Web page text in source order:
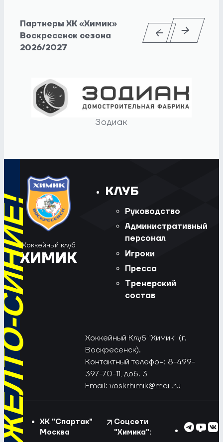
Партнеры ХК «Химик»
Воскресенск сезона
2026/2027
Зодиак
Хоккейный клуб
ХИМИК
КЛУБ
Руководство
Административный
персонал
Игроки
Пресса
Тренерский
состав
Хоккейный Клуб "Химик" (г.
Воскресенск).
Контактный телефон: 8-499-
397-70-11, доб. 3
Email: voskrhimik@mail.ru
ХК "Спартак"
Москва
Соцсети
"Химика":